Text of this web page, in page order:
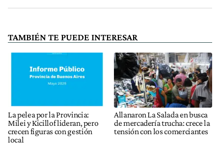
TAMBIÉN TE PUEDE INTERESAR
La pelea por la Provincia:
Milei y Kicillof lideran, pero
crecen figuras con gestión
local
Allanaron La Salada en busca
de mercadería trucha: crece la
tensión con los comerciantes